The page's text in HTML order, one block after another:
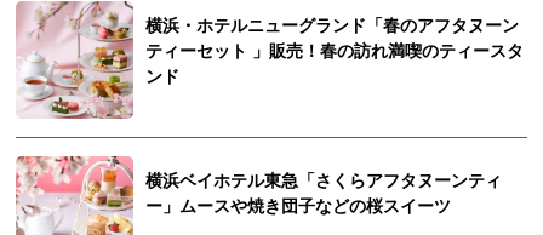
横浜・ホテルニューグランド「春のアフタヌーン
ティーセット 」販売！春の訪れ満喫のティースタ
ンド
横浜ベイホテル東急「さくらアフタヌーンティ
ー」ムースや焼き団子などの桜スイーツ